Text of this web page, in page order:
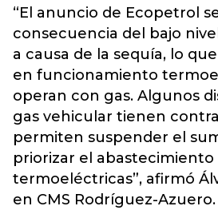
“El anuncio de Ecopetrol
consecuencia del bajo
a causa de la sequía, lo
en funcionamiento
operan con gas. Algunos
gas vehicular tienen
permiten suspender el
priorizar el abastecimiento
termoeléctricas”, afirmó
en CMS Rodríguez-Azuero.